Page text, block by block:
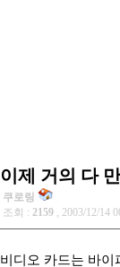
이제 거의 다
쿠로링
조회 : 2159 , 2003/12/14
비디오 카드는 바이